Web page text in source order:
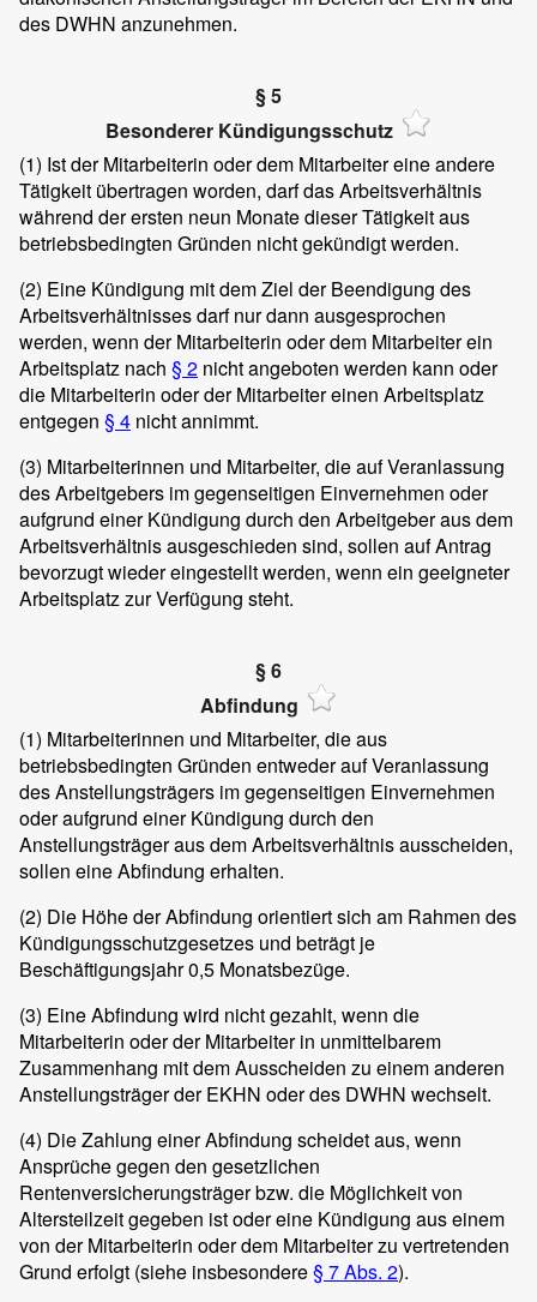
des DWHN anzunehmen.
§ 5
Besonderer Kündigungsschutz
(1) Ist der Mitarbeiterin oder dem Mitarbeiter eine andere
Tätigkeit übertragen worden, darf das Arbeitsverhältnis
während der ersten neun Monate dieser Tätigkeit aus
betriebsbedingten Gründen nicht gekündigt werden.
(2) Eine Kündigung mit dem Ziel der Beendigung des
Arbeitsverhältnisses darf nur dann ausgesprochen
werden, wenn der Mitarbeiterin oder dem Mitarbeiter ein
Arbeitsplatz nach § 2 nicht angeboten werden kann oder
die Mitarbeiterin oder der Mitarbeiter einen Arbeitsplatz
entgegen § 4 nicht annimmt.
(3) Mitarbeiterinnen und Mitarbeiter, die auf Veranlassung
des Arbeitgebers im gegenseitigen Einvernehmen oder
aufgrund einer Kündigung durch den Arbeitgeber aus dem
Arbeitsverhältnis ausgeschieden sind, sollen auf Antrag
bevorzugt wieder eingestellt werden, wenn ein geeigneter
Arbeitsplatz zur Verfügung steht.
§ 6
Abfindung
(1) Mitarbeiterinnen und Mitarbeiter, die aus
betriebsbedingten Gründen entweder auf Veranlassung
des Anstellungsträgers im gegenseitigen Einvernehmen
oder aufgrund einer Kündigung durch den
Anstellungsträger aus dem Arbeitsverhältnis ausscheiden,
sollen eine Abfindung erhalten.
(2) Die Höhe der Abfindung orientiert sich am Rahmen des
Kündigungsschutzgesetzes und beträgt je
Beschäftigungsjahr 0,5 Monatsbezüge.
(3) Eine Abfindung wird nicht gezahlt, wenn die
Mitarbeiterin oder der Mitarbeiter in unmittelbarem
Zusammenhang mit dem Ausscheiden zu einem anderen
Anstellungsträger der EKHN oder des DWHN wechselt.
(4) Die Zahlung einer Abfindung scheidet aus, wenn
Ansprüche gegen den gesetzlichen
Rentenversicherungsträger bzw. die Möglichkeit von
Altersteilzeit gegeben ist oder eine Kündigung aus einem
von der Mitarbeiterin oder dem Mitarbeiter zu vertretenden
Grund erfolgt (siehe insbesondere§ 7 Abs. 2).